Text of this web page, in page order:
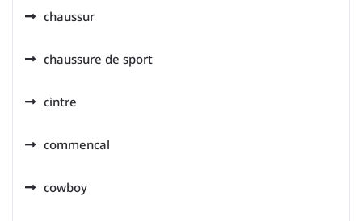
chaussur
chaussure de sport
cintre
commencal
cowboy